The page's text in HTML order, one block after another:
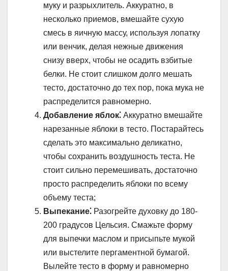
муку и разрыхлитель. Аккуратно, в
несколько приемов, вмешайте сухую
смесь в яичную массу, используя лопатку
или венчик, делая нежные движения
снизу вверх, чтобы не осадить взбитые
белки. Не стоит слишком долго мешать
тесто, достаточно до тех пор, пока мука не
распределится равномерно.
Добавление яблок⁚ Аккуратно вмешайте
нарезанные яблоки в тесто. Постарайтесь
сделать это максимально деликатно,
чтобы сохранить воздушность теста. Не
стоит сильно перемешивать, достаточно
просто распределить яблоки по всему
объему теста;
Выпекание⁚ Разогрейте духовку до 180-
200 градусов Цельсия. Смажьте форму
для выпечки маслом и присыпьте мукой
или выстелите пергаментной бумагой.
Вылейте тесто в форму и равномерно